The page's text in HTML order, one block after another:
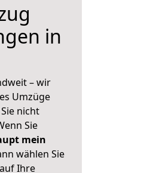
in
– wir
Umzüge
nicht
Sie
mein
wählen Sie
Ihre